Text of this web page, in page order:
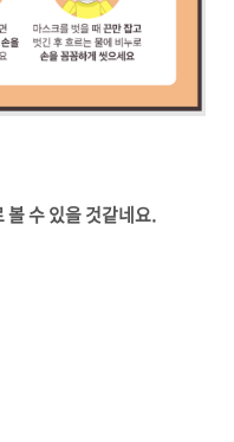
볼 수 있을 것같네요.